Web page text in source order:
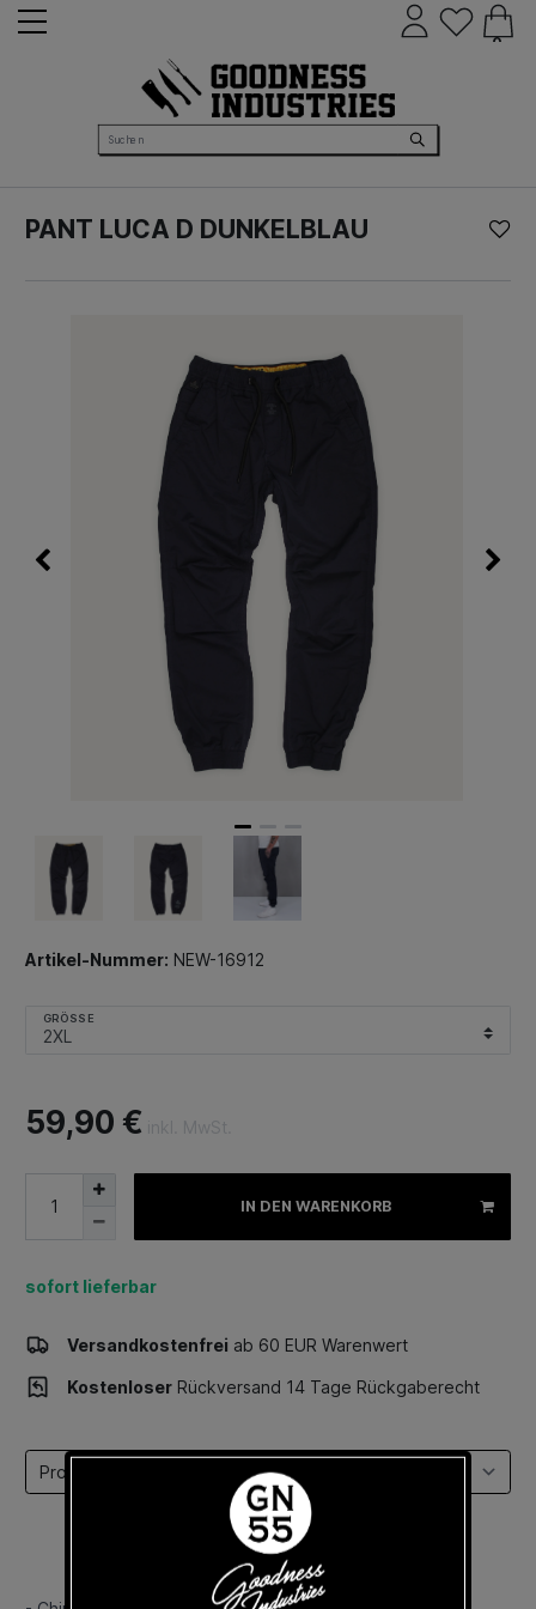
0
PANT LUCA D DUNKELBLAU
Artikel-Nummer: NEW-16912
GRÖSSE
59,90 €
IN DEN WARENKORB
sofort lieferbar
Versandkostenfrei ab 60 EUR Warenwert
Kostenloser Rückversand 14 Tage Rückgaberecht
Select a tab